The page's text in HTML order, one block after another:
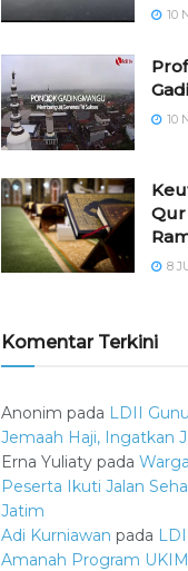
10
10
8
Komentar Terkini
Anonim pada LDII
Jemaah Haji, Ingatkan
Erna Yuliaty pada
Peserta Ikuti Jalan
Jatim
Adi Kurniawan pada
Amanah Program